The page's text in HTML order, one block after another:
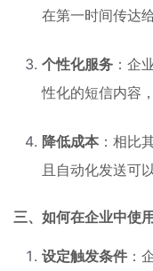
在第一时间传达
个性化服务 ：企
性化的短信内容
降低成本：相比
且自动化发送可
三、如何在企业中使
设定触发条件 ：